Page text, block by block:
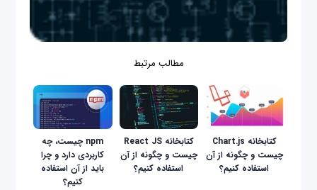
مطالب مرتبط
کتابخانه Chart.js
چیست و چگونه از آن
استفاده کنیم؟
کتابخانه React JS
چیست و چگونه از آن
استفاده کنیم؟
npm چیست، چه
کاربردی دارد و چرا
باید از آن استفاده
کنیم؟